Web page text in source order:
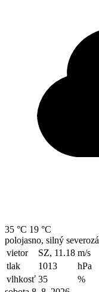
35 °C 19 °C
polojasno, silný
vietor
SZ, 11.18 m/s
tlak
1013
hPa
vlhkosť 35
%